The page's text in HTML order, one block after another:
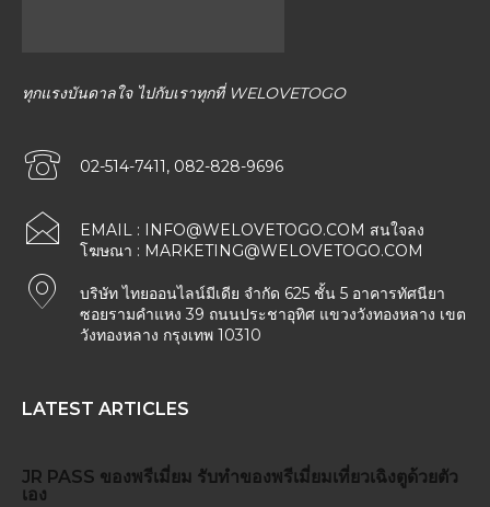
ทุกแรงบันดาลใจ ไปกับเราทุกที่ WELOVETOGO
02-514-7411, 082-828-9696
EMAIL : INFO@WELOVETOGO.COM สนใจลง
โฆษณา : MARKETING@WELOVETOGO.COM
บริษัท ไทยออนไลน์มีเดีย จำกัด 625 ชั้น 5 อาคารทัศนียา
ซอยรามคำแหง 39 ถนนประชาอุทิศ แขวงวังทองหลาง เขต
วังทองหลาง กรุงเทพ 10310
LATEST ARTICLES
JR PASS ของพรีเมี่ยม รับทำของพรีเมี่ยมเที่ยวเฉิงตูด้วยตัว
เอง